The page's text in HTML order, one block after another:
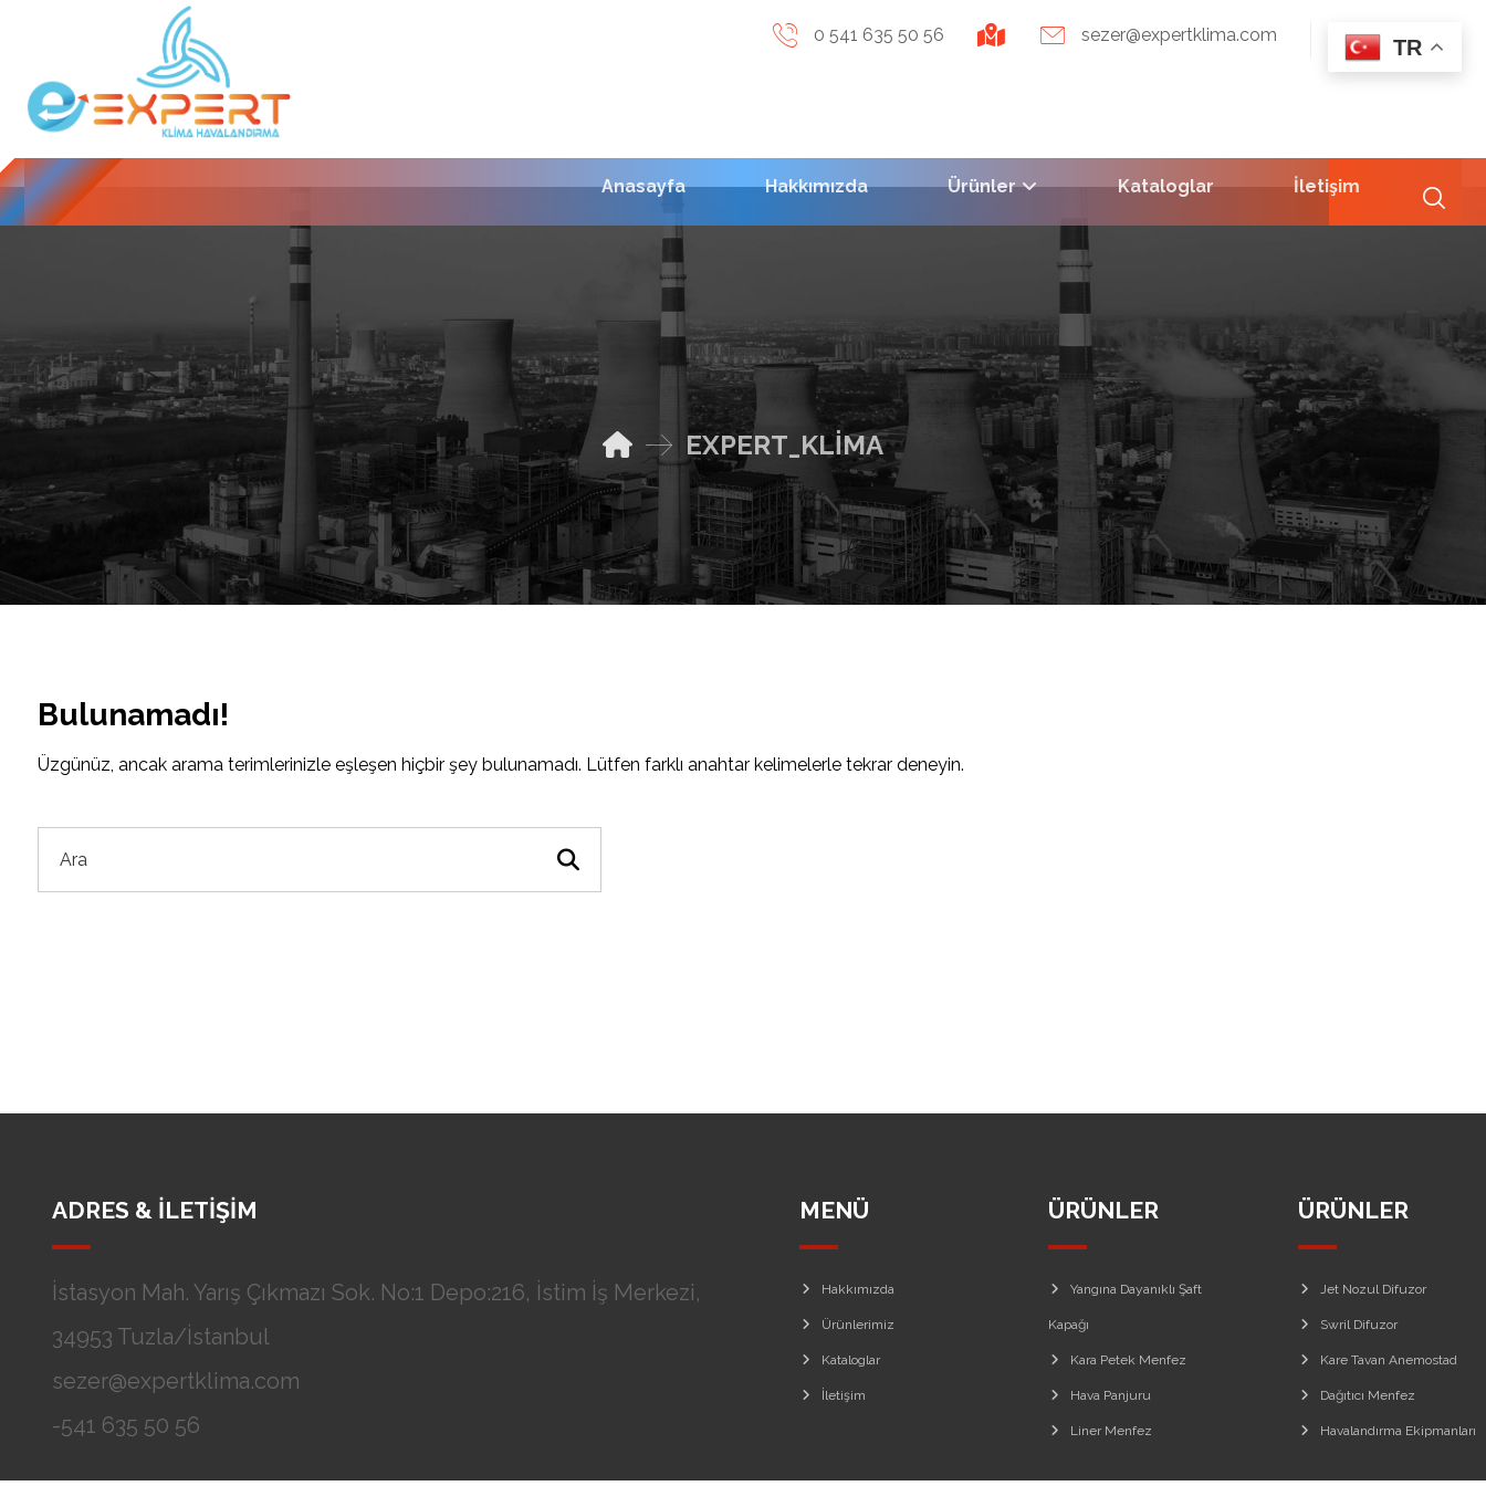
TR
sezer@expertklima.com
0 541 635 50 56
Anasayfa Hakkımızda Ürünler Kataloglar İletişim
EXPERT_KLIMA
Bulunamadı!
Üzgünüz, ancak arama terimlerinizle eşleşen hiçbir şey bulunamadı. Lütfen farklı anahtar kelimelerle tekrar deneyin.
ADRES & İLETİŞİM
İstasyon Mah. Yarış Çıkmazı Sok. No:1 Depo:216, İstim İş Merkezi,
34953 Tuzla/İstanbul
sezer@expertklima.com
-541 635 50 56
MENÜ
Hakkımızda
Ürünlerimiz
Kataloglar
İletişim
ÜRÜNLER
Yangına Dayanıklı Şaft
Kapağı
Kara Petek Menfez
Hava Panjuru
Liner Menfez
ÜRÜNLER
Jet Nozul Difuzor
Swril Difuzor
Kare Tavan Anemostad
Dağıtıcı Menfez
Havalandırma Ekipmanları